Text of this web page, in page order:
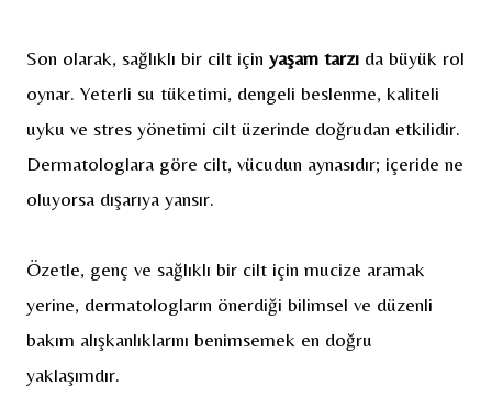
Son olarak, sağlıklı bir cilt için yaşam tarzı da büyük rol
oynar. Yeterli su tüketimi, dengeli beslenme, kaliteli
uyku ve stres yönetimi cilt üzerinde doğrudan etkilidir.
Dermatologlara göre cilt, vücudun aynasıdır; içeride ne
oluyorsa dışarıya yansır.
Özetle, genç ve sağlıklı bir cilt için mucize aramak
yerine, dermatologların önerdiği bilimsel ve düzenli
bakım alışkanlıklarını benimsemek en doğru
yaklaşımdır.